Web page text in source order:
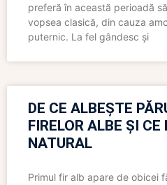
preferă în această perioadă
vopsea clasică, din cauza
puternic. La fel gândesc și
DE CE ALBEȘTE
FIRELOR ALBE ȘI CE
NATURAL
Primul fir alb apare de obicei